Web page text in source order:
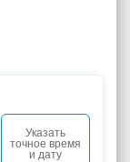
Указать
точное время
и дату